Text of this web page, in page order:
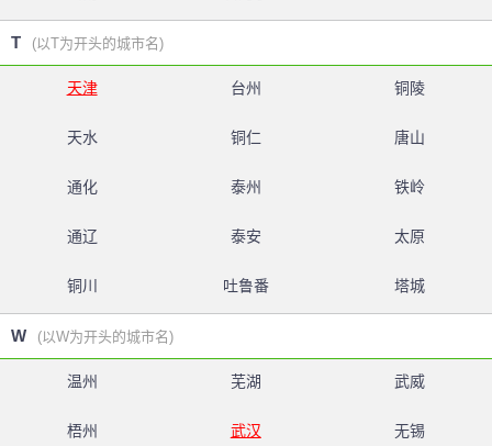
T (以T为开头的城市名)
天津 台州 铜陵
天水 铜仁 唐山
通化 泰州 铁岭
通辽 泰安 太原
铜川 吐鲁番 塔城
W (以W为开头的城市名)
温州 芜湖 武威
梧州 武汉 无锡